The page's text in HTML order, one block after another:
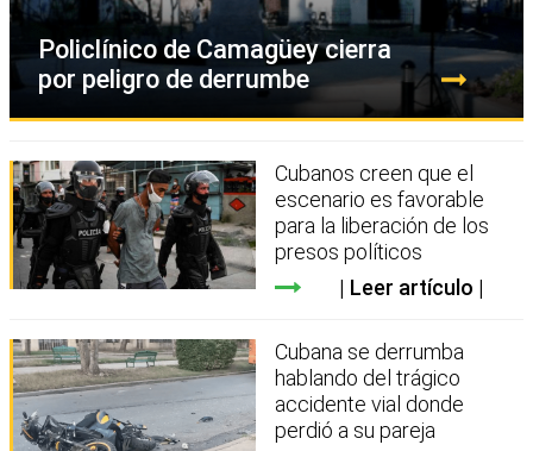
Policlínico de Camagüey cierra
por peligro de derrumbe
Cubanos creen que el
escenario es favorable
para la liberación de los
presos políticos
Leer artículo
Cubana se derrumba
hablando del trágico
accidente vial donde
perdió a su pareja